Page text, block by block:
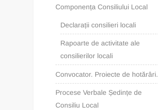
Componența Consiliului Local
Declarații consilieri locali
Rapoarte de activitate ale
consilierilor locali
Convocator. Proiecte de hotărâri.
Procese Verbale Ședințe de
Consiliu Local